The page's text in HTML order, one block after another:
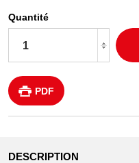
Quantité
PDF
DESCRIPTION